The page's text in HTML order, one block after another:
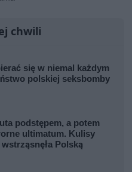
chwili
się w niemal każdym
polskiej seksbomby
podstępem, a potem
ultimatum. Kulisy
Polską